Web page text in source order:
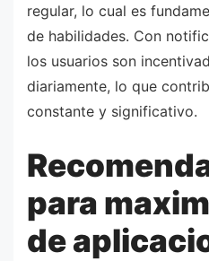
regular, lo cual es
de habilidades. Con
los usuarios son
diariamente, lo que
constante y significativo.
para
de